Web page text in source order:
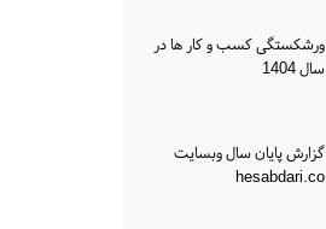
ورشکستگی کسب و کار ها در
سال 1404
گزارش پایان سال وبسایت
hesabdari.co